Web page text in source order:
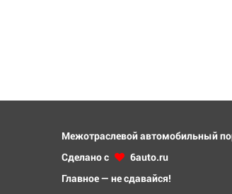
Межотраслевой автомобильный
Сделано с
6auto.ru
Главное — не сдавайся!